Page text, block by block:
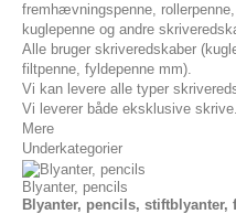
fremhævningspenne,
kuglepenne og andre
Alle bruger skriveredskaber
filtpenne, fyldepenne mm).
Vi kan levere alle typer
Vi leverer både eksklusive
Mere
Underkategorier
Blyanter, pencils
Blyanter, pencils, stiftblyanter,